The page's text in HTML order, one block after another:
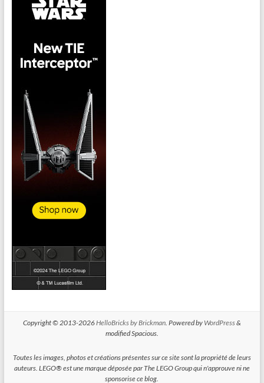
Copyright © 2013-2026HelloBricks by Brickman. Powered by WordPress&
modified Spacious.
Toutes les images, photos et créations présentes sur ce site sont la propriété de leurs
auteurs. LEGO® est une marque déposée par The LEGO Group qui n'approuve ni ne
sponsorise ce blog.